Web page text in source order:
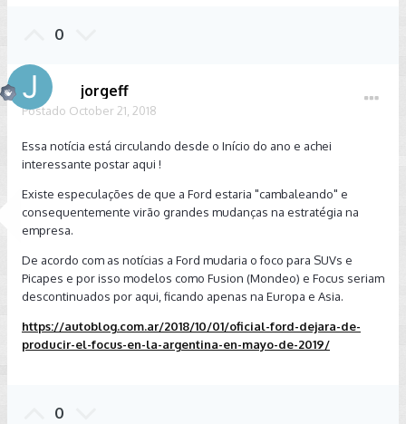
0
jorgeff
Postado October 21, 2018
Essa notícia está circulando desde o Início do ano e achei
interessante postar aqui !
Existe especulações de que a Ford estaria "cambaleando" e
consequentemente virão grandes mudanças na estratégia na
empresa.
De acordo com as notícias a Ford mudaria o foco para SUVs e
Picapes e por isso modelos como Fusion (Mondeo) e Focus seriam
descontinuados por aqui, ficando apenas na Europa e Asia.
https://autoblog.com.ar/2018/10/01/oficial-ford-dejara-de-
producir-el-focus-en-la-argentina-en-mayo-de-2019/
0